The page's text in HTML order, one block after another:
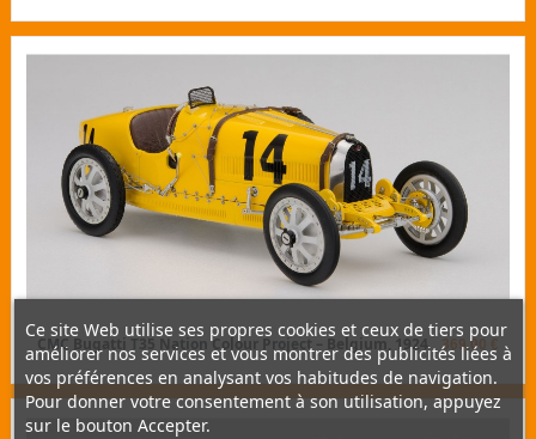
CMC Bugatti T35 Nation Colour Project – Belgium, 1924 369,00 €
Ce site Web utilise ses propres cookies et ceux de tiers pour
améliorer nos services et vous montrer des publicités liées à
vos préférences en analysant vos habitudes de navigation.
Pour donner votre consentement à son utilisation, appuyez
sur le bouton Accepter.